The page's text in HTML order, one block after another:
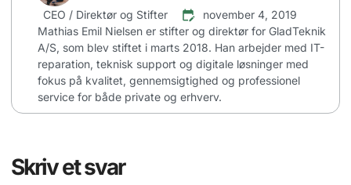
CEO / Direktør og Stifter
november 4, 2019
Mathias Emil Nielsen er stifter og direktør for GladTeknik
A/S, som blev stiftet i marts 2018. Han arbejder med IT-
reparation, teknisk support og digitale løsninger med
fokus på kvalitet, gennemsigtighed og professionel
service for både private og erhverv.
Skriv et svar